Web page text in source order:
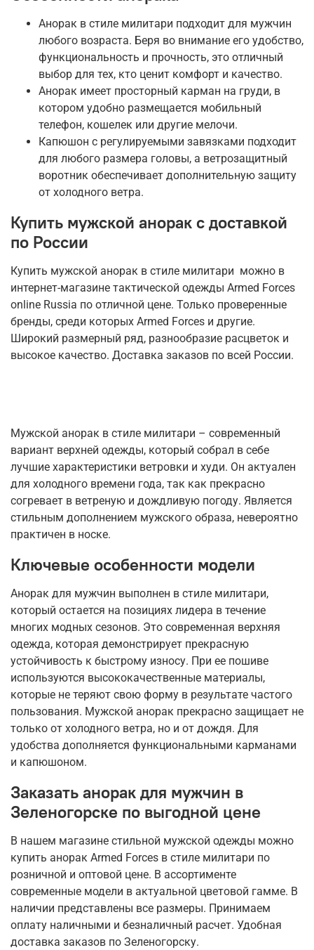
Анорак в стиле милитари подходит для мужчин
любого возраста. Беря во внимание его удобство,
функциональность и прочность, это отличный
выбор для тех, кто ценит комфорт и качество.
Анорак имеет просторный карман на груди, в
котором удобно размещается мобильный
телефон, кошелек или другие мелочи.
Капюшон с регулируемыми завязками подходит
для любого размера головы, а ветрозащитный
воротник обеспечивает дополнительную защиту
от холодного ветра.
Купить мужской анорак с доставкой
по России
Купить мужской анорак в стиле милитари можно в
интернет-магазине тактической одежды Armed Forces
online Russia по отличной цене. Только проверенные
бренды, среди которых Armed Forces и другие.
Широкий размерный ряд, разнообразие расцветок и
высокое качество. Доставка заказов по всей России.
Мужской анорак в стиле милитари – современный
вариант верхней одежды, который собрал в себе
лучшие характеристики ветровки и худи. Он актуален
для холодного времени года, так как прекрасно
согревает в ветреную и дождливую погоду. Является
стильным дополнением мужского образа, невероятно
практичен в носке.
Ключевые особенности модели
Анорак для мужчин выполнен в стиле милитари,
который остается на позициях лидера в течение
многих модных сезонов. Это современная верхняя
одежда, которая демонстрирует прекрасную
устойчивость к быстрому износу. При ее пошиве
используются высококачественные материалы,
которые не теряют свою форму в результате частого
пользования. Мужской анорак прекрасно защищает не
только от холодного ветра, но и от дождя. Для
удобства дополняется функциональными карманами
и капюшоном.
Заказать анорак для мужчин в
Зеленогорске по выгодной цене
В нашем магазине стильной мужской одежды можно
купить анорак Armed Forces в стиле милитари по
розничной и оптовой цене. В ассортименте
современные модели в актуальной цветовой гамме. В
наличии представлены все размеры. Принимаем
оплату наличными и безналичный расчет. Удобная
доставка заказов по Зеленогорску.